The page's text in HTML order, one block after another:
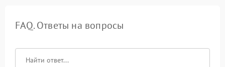
FAQ. Ответы на вопросы